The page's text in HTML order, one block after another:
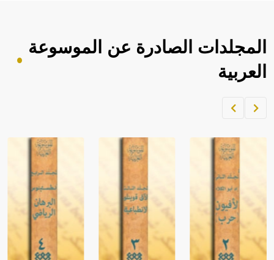
المجلدات الصادرة عن الموسوعة
العربية